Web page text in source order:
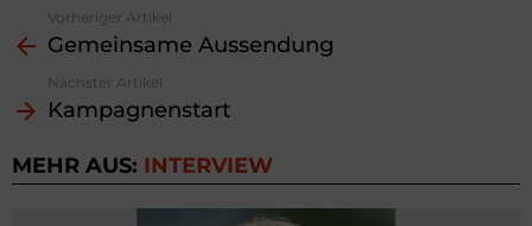
more
Vorheriger Artikel
Gemeinsame Aussendung
Nächster Artikel
Kampagnenstart
MEHR AUS: INTERVIEW